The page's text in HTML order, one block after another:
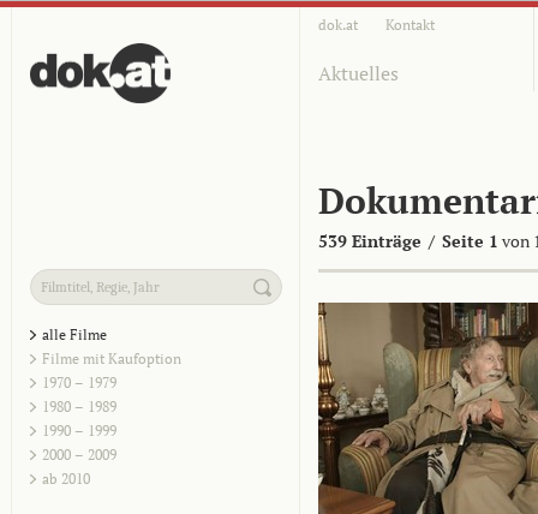
dok.at Kontakt
Aktuelles
539 Einträge / Seite 1 von
alle Filme
Filme mit Kaufoption
1970 – 1979
1980 – 1989
1990 – 1999
2000 – 2009
ab 2010